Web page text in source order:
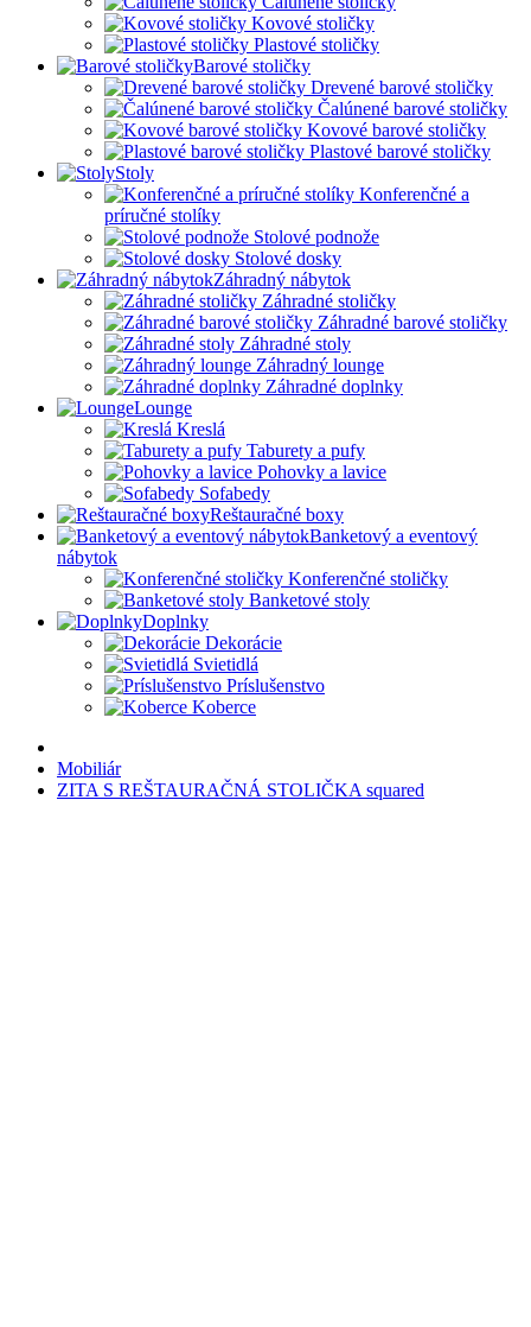
Kovové stoličky
Plastové stoličky
Barové stoličky
Drevené barové stoličky
Čalúnené barové stoličky
Kovové barové stoličky
Plastové barové stoličky
Stoly
Konferenčné a
príručné stolíky
Stolové podnože
Stolové dosky
Záhradný nábytok
Záhradné stoličky
Záhradné barové stoličky
Záhradné stoly
Záhradný lounge
Záhradné doplnky
Lounge
Kreslá
Taburety a pufy
Pohovky a lavice
Sofabedy
Reštauračné boxy
Banketový a eventový
nábytok
Konferenčné stoličky
Banketové stoly
Doplnky
Dekorácie
Svietidlá
Príslušenstvo
Koberce
Mobiliár
ZITA S REŠTAURAČNÁ STOLIČKA squared